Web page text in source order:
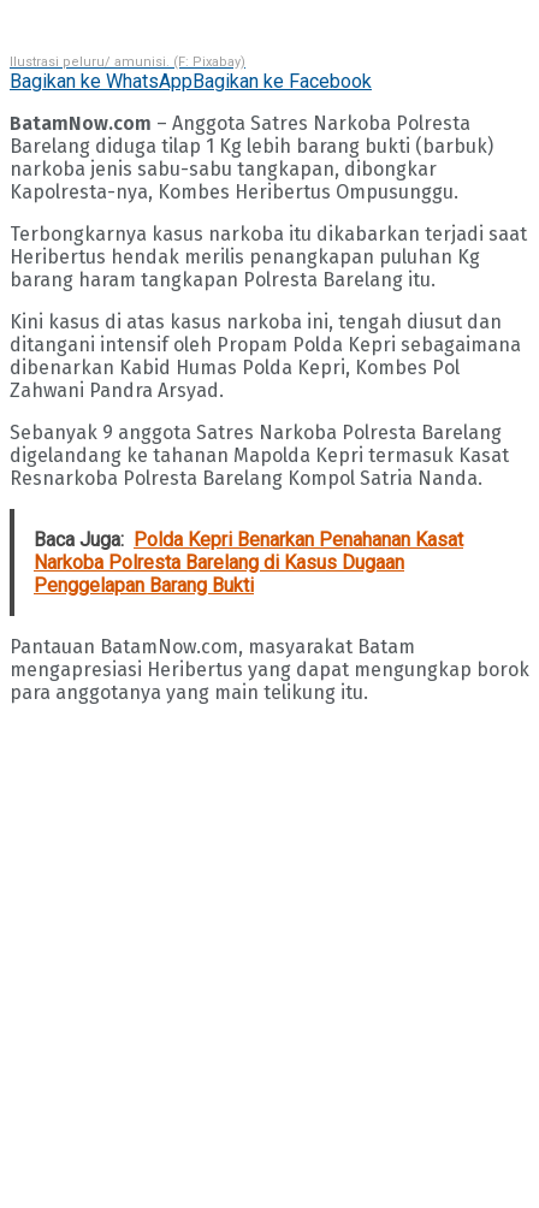
Ilustrasi peluru/ amunisi. (F: Pixabay)
Bagikan ke WhatsAppBagikan ke Facebook
BatamNow.com – Anggota Satres Narkoba Polresta
Barelang diduga tilap 1 Kg lebih barang bukti (barbuk)
narkoba jenis sabu-sabu tangkapan, dibongkar
Kapolresta-nya, Kombes Heribertus Ompusunggu.
Terbongkarnya kasus narkoba itu dikabarkan terjadi saat
Heribertus hendak merilis penangkapan puluhan Kg
barang haram tangkapan Polresta Barelang itu.
Kini kasus di atas kasus narkoba ini, tengah diusut dan
ditangani intensif oleh Propam Polda Kepri sebagaimana
dibenarkan Kabid Humas Polda Kepri, Kombes Pol
Zahwani Pandra Arsyad.
Sebanyak 9 anggota Satres Narkoba Polresta Barelang
digelandang ke tahanan Mapolda Kepri termasuk Kasat
Resnarkoba Polresta Barelang Kompol Satria Nanda.
Baca Juga: Polda Kepri Benarkan Penahanan Kasat
Narkoba Polresta Barelang di Kasus Dugaan
Penggelapan Barang Bukti
Pantauan BatamNow.com, masyarakat Batam
mengapresiasi Heribertus yang dapat mengungkap borok
para anggotanya yang main telikung itu.